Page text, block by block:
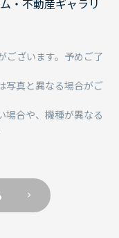
ございます。予めご了
写真と異なる場合がご
場合や、機種が異なる